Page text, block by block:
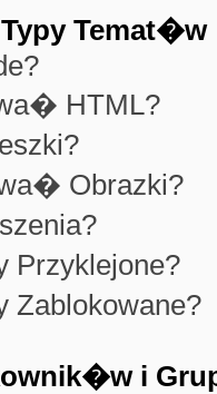
Temat�w
HTML?
Obrazki?
Przyklejone?
Zablokowane?
i